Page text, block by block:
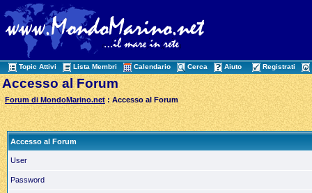
Topic Attivi Lista Membri Calendario Cerca Aiuto Registrati
Accesso al Forum
Forum di MondoMarino.net : Accesso al Forum
Accesso al Forum
User
Password